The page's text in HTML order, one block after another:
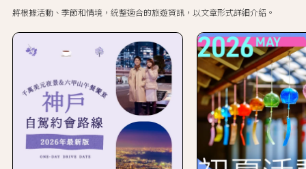
將根據活動、季節和情境，統整適合的旅遊資訊，以文章形式詳細介紹。